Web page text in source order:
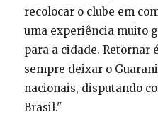
recolocar o clube em
uma experiência muito
para a cidade. Retornar
sempre deixar o
nacionais, disputando
Brasil."